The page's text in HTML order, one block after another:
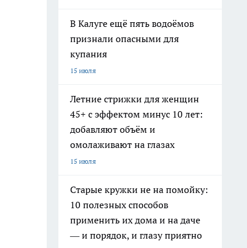
В Калуге ещё пять водоёмов
признали опасными для
купания
15 июля
Летние стрижки для женщин
45+ с эффектом минус 10 лет:
добавляют объём и
омолаживают на глазах
15 июля
Старые кружки не на помойку:
10 полезных способов
применить их дома и на даче
— и порядок, и глазу приятно